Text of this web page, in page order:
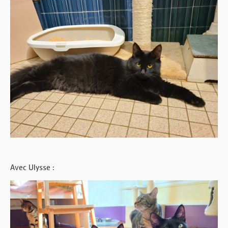
Avec Ulysse :